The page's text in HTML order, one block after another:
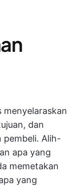
menyelaraskan
dan
Alih-
apa yang
memetakan
yang